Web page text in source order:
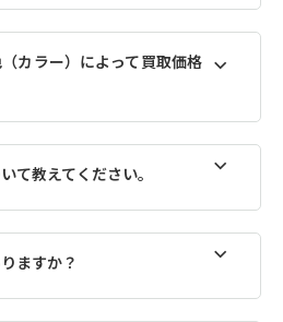
カラー）によって買取価格
て教えてください。
ますか？